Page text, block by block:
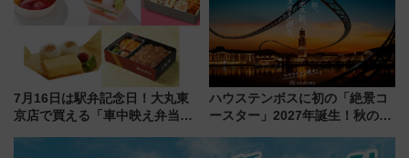
7月16日は駅弁記念日！大丸東
京店で買える「車中映え弁当」
ハウステンボスに初の「絶景コ
ースター」2027年誕生！秋の
ろも一挙紹介